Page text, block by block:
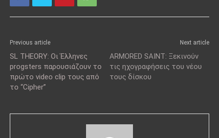
Previous article
SL THEORY: Οι Έλληνες
progsters παρουσιάζουν το
πρώτο video clip τους από
το “Cipher”
Next article
ARMORED SAINT: Ξεκινούν
τις ηχογραφήσεις του νέου
τους δίσκου